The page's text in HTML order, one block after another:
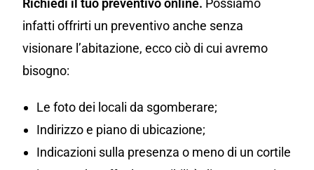
Richiedi il tuo preventivo online. Possiamo
infatti offrirti un preventivo anche senza
visionare l’abitazione, ecco ciò di cui avremo
bisogno:
Le foto dei locali da sgomberare;
Indirizzo e piano di ubicazione;
Indicazioni sulla presenza o meno di un cortile